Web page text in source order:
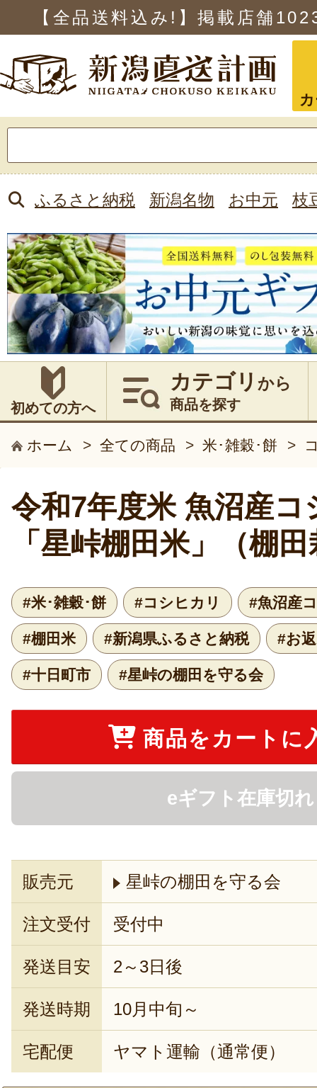
【全品送料込み!】掲載店舗
索:
ふるさと納税 新潟名物 お中元 枝
初めての方へ
カテゴリ から
商品を探す
ホーム > 全ての商品 > 米･雑穀･餅 >
令和7年度米 魚沼産コ
「星峠棚田米」（棚
#米･雑穀･餅 #コシヒカリ #魚沼産
#棚田米 #新潟県ふるさと納税 #お
#十日町市 #星峠の棚田を守る会
商品をカートに
eギフト在庫切れ
販売元 星峠の棚田を守る会
注文受付 受付中
発送目安 2～3日後
発送時期 10月中旬～
宅配便 ヤマト運輸（通常便）